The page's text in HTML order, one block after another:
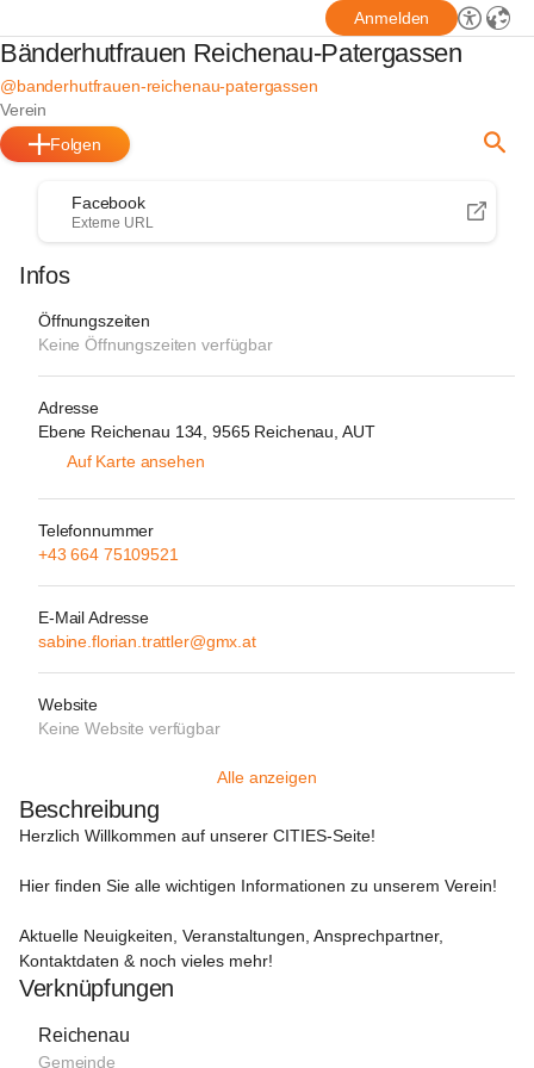
Anmelden
Bänderhutfrauen Reichenau-Patergassen
@banderhutfrauen-reichenau-patergassen
Verein
Folgen
Facebook
Externe URL
Infos
Öffnungszeiten
Keine Öffnungszeiten verfügbar
Adresse
Ebene Reichenau 134, 9565 Reichenau, AUT
Auf Karte ansehen
Telefonnummer
+43 664 75109521
E-Mail Adresse
sabine.florian.trattler@gmx.at
Website
Keine Website verfügbar
Alle anzeigen
Beschreibung
Herzlich Willkommen auf unserer CITIES-Seite!
Hier finden Sie alle wichtigen Informationen zu unserem Verein!
Aktuelle Neuigkeiten, Veranstaltungen, Ansprechpartner,
Kontaktdaten & noch vieles mehr!
Verknüpfungen
Reichenau
Gemeinde